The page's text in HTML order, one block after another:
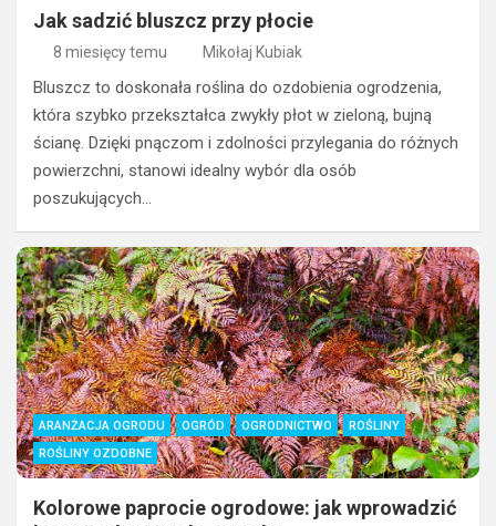
Jak sadzić bluszcz przy płocie
8 miesięcy temu Mikołaj Kubiak
Bluszcz to doskonała roślina do ozdobienia ogrodzenia,
która szybko przekształca zwykły płot w zieloną, bujną
ścianę. Dzięki pnączom i zdolności przylegania do różnych
powierzchni, stanowi idealny wybór dla osób
poszukujących…
ARANŻACJA OGRODU OGRÓD OGRODNICTWO
ROŚLINY
ROŚLINY OZDOBNE
Kolorowe paprocie ogrodowe: jak wprowadzić